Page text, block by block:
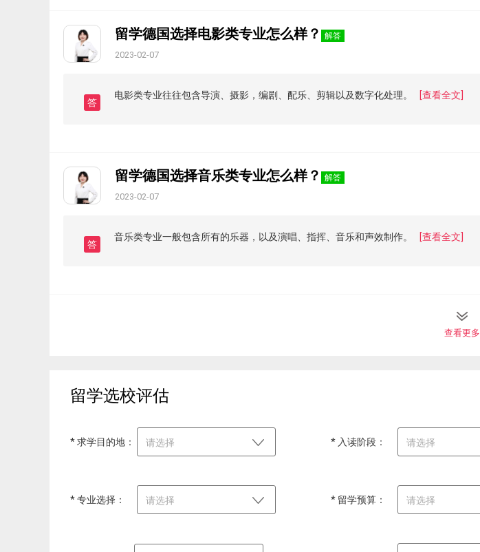
留学德国选择电影类专业怎么样？ 解答
2023-02-07
答
电影类专业往往包含导演、摄影，编剧、配乐、剪辑以及数字化处理。 [查看全文]
留学德国选择音乐类专业怎么样？ 解答
2023-02-07
答
音乐类专业一般包含所有的乐器，以及演唱、指挥、音乐和声效制作。 [查看全文]
查看更多
留学选校评估
* 求学目的地： 请选择 * 入读阶段： 请选择
* 专业选择： 请选择 * 留学预算： 请选择